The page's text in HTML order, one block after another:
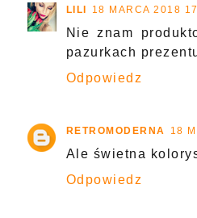
LILI 18 MARCA 2018
Nie znam
pazurkach
Odpowiedz
RETROMODERNA 18
Ale świetna
Odpowiedz